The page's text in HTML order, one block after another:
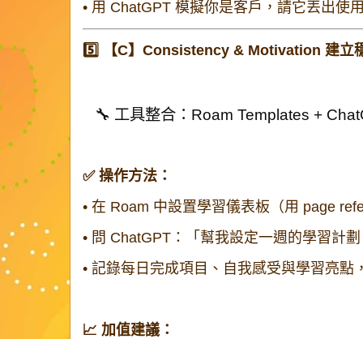
• 用 ChatGPT 模擬你是客戶，請它丟出使
5️⃣ 【C】Consistency & Motivation 建立
🔧 工具整合：Roam Templates +
✅ 操作方法：
• 在 Roam 中設置學習儀表板（用 page
• 問 ChatGPT：「幫我設定一週的學習計
• 記錄每日完成項目、自我感受與學習亮點
📈 加值建議：